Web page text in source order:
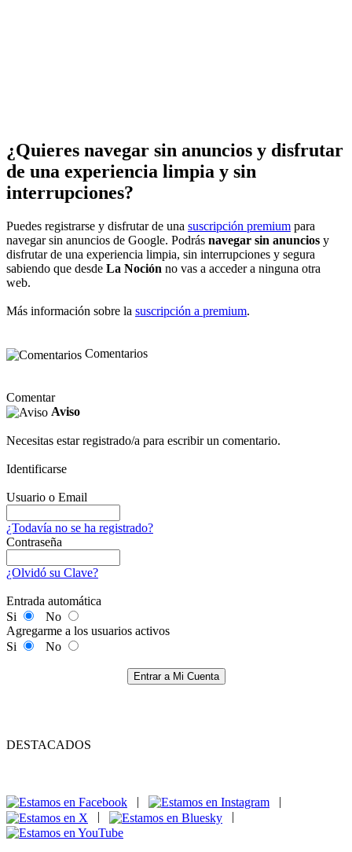
¿Quieres navegar sin anuncios y disfrutar
de una experiencia limpia y sin
interrupciones?
Puedes registrarse y disfrutar de una suscripción premium para
navegar sin anuncios de Google. Podrás navegar sin anuncios y
disfrutar de una experiencia limpia, sin interrupciones y segura
sabiendo que desde La Noción no vas a acceder a ninguna otra
web.
Más información sobre la suscripción a premium.
Comentarios
Comentar
Aviso
Necesitas estar registrado/a para escribir un comentario.
Identificarse
Usuario o Email
¿Todavía no se ha registrado?
Contraseña
¿Olvidó su Clave?
Entrada automática
Si
No
Agregarme a los usuarios activos
Si
No
Entrar a Mi Cuenta
DESTACADOS
|
|
|
|